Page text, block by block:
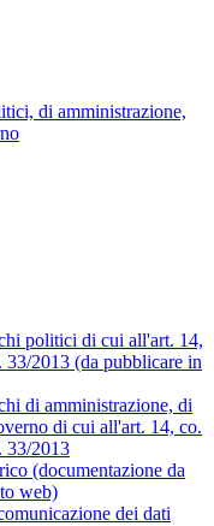
di amministrazione,
politici di cui all'art. 14,
33/2013 (da pubblicare in
di amministrazione, di
di cui all'art. 14, co.
33/2013
(documentazione da
web)
dei dati